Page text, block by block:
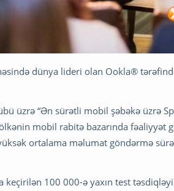
dünya lideri olan Ookla®
üzrə “Ən sürətli mobil şəbəkə üzrə
mobil rabitə bazarında fəaliyyət
ortalama məlumat göndərmə
keçirilən 100 000-ə yaxın test